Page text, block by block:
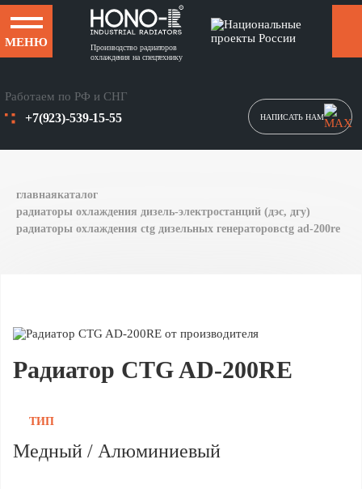
МЕНЮ
Производство радиаторов
охлаждения на спецтехнику
НАПИСАТЬ НАМ
Работаем по РФ и СНГ
+7(923)-539-15-55
главнаякаталог
радиаторы охлаждения дизель-электростанций (дэс, дгу)
радиаторы охлаждения ctg дизельных генераторовctg ad-200re
Радиатор CTG AD-200RE
ТИП
Медный / Алюминиевый